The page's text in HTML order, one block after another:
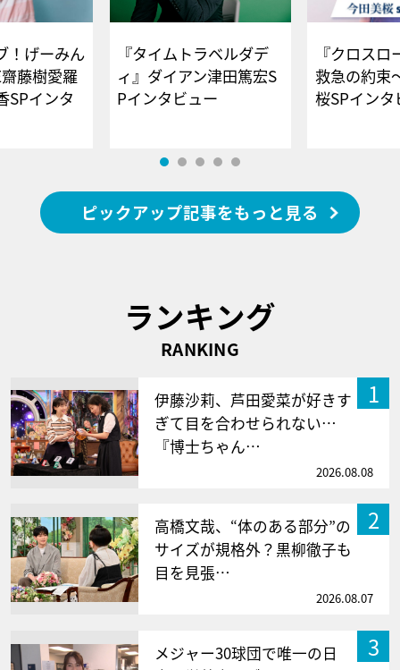
！げーみん
藤樹愛羅
SPインタ
『タイムトラベルダデ
ィ』ダイアン津田篤宏S
Pインタビュー
『クロス
救急の約束
桜SPイ
ピックアップ記事をもっと見る
ランキング
RANKING
1
伊藤沙莉、芦田愛菜が好きす
ぎて目を合わせられない…
『博士ちゃん…
2026.08.08
2
高橋文哉、“体のある部分”の
サイズが規格外？黒柳徹子も
目を見張…
2026.08.07
3
メジャー30球団で唯一の日